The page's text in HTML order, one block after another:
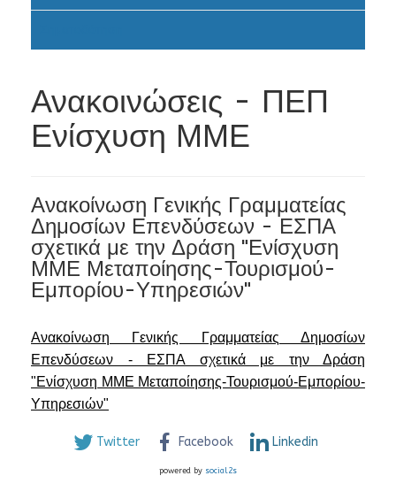
Ανακοινώσεις - ΠΕΠ
Ενίσχυση ΜΜΕ
Ανακοίνωση Γενικής Γραμματείας
Δημοσίων Επενδύσεων - ΕΣΠΑ
σχετικά με την Δράση "Ενίσχυση
ΜΜΕ Μεταποίησης-Τουρισμού-
Εμπορίου-Υπηρεσιών"
Ανακοίνωση Γενικής Γραμματείας Δημοσίων
Επενδύσεων - ΕΣΠΑ σχετικά με την Δράση
"Ενίσχυση ΜΜΕ Μεταποίησης-Τουρισμού-Εμπορίου-
Υπηρεσιών"
Twitter Facebook Linkedin
powered by social2s